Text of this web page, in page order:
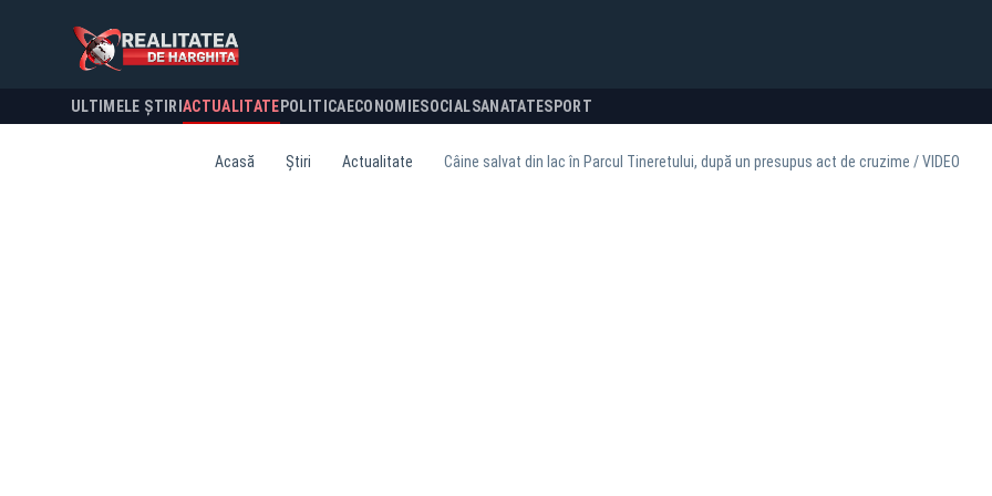
ULTIMELE ȘTIRI ACTUALITATE POLITICA ECONOMIESOCIALSANATATESPORT
Acasă Știri Actualitate Câine salvat din lac în Parcul Tineretului, după un presupus act de cruzime / VIDEO